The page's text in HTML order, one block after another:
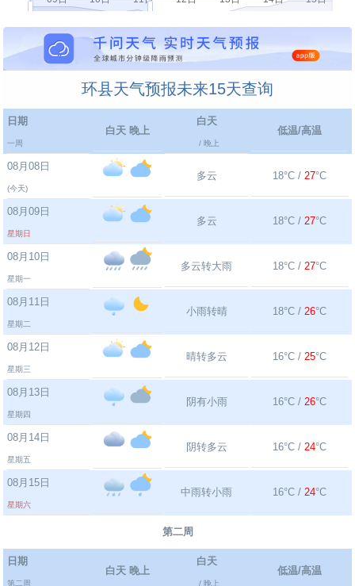
环县天气预报未来15天查询
日期
一周
白天 晚上
白天
/ 晚上
低温/高温
08月08日
(今天)
多云 18°C / 27°C
08月09日
星期日
多云 18°C / 27°C
08月10日
星期一
多云转大雨 18°C / 27°C
08月11日
星期二
小雨转晴 18°C / 26°C
08月12日
星期三
晴转多云 16°C / 25°C
08月13日
星期四
阴有小雨 16°C / 26°C
08月14日
星期五
阴转多云 16°C / 24°C
08月15日
星期六
中雨转小雨 16°C / 24°C
第二周
日期
第二周
白天 晚上
白天
/ 晚上
低温/高温